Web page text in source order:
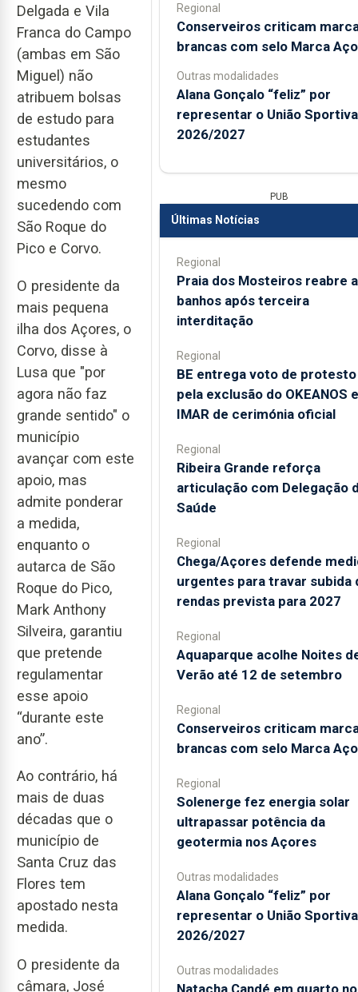
Delgada e Vila
Franca do Campo
(ambas em São
Miguel) não
atribuem bolsas
de estudo para
estudantes
universitários, o
mesmo
sucedendo com
São Roque do
Pico e Corvo.
O presidente da
mais pequena
ilha dos Açores, o
Corvo, disse à
Lusa que "por
agora não faz
grande sentido" o
município
avançar com este
apoio, mas
admite ponderar
a medida,
enquanto o
autarca de São
Roque do Pico,
Mark Anthony
Silveira, garantiu
que pretende
regulamentar
esse apoio
“durante este
ano”.
Ao contrário, há
mais de duas
décadas que o
município de
Santa Cruz das
Flores tem
apostado nesta
medida.
O presidente da
câmara, José
Regional
Conserveiros criticam
brancas com selo Marca
Outras modalidades
Alana Gonçalo “feliz” por
representar o União
2026/2027
PUB
Últimas Notícias
Regional
Praia dos Mosteiros reabre a
banhos após terceira
interditação
Regional
BE entrega voto de protesto
pela exclusão do OKEANOS e
IMAR de cerimónia oficial
Regional
Ribeira Grande reforça
articulação com Delegação
Saúde
Regional
Chega/Açores defende
urgentes para travar subida
rendas prevista para 2027
Regional
Aquaparque acolhe Noites
Verão até 12 de setembro
Regional
Conserveiros criticam
brancas com selo Marca
Regional
Solenerge fez energia solar
ultrapassar potência da
geotermia nos Açores
Outras modalidades
Alana Gonçalo “feliz” por
representar o União
2026/2027
Outras modalidades
Natacha Candé em quarto no